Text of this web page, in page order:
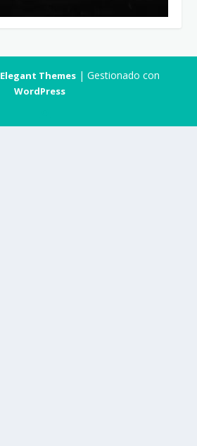
Elegant Themes| Gestionado con
WordPress